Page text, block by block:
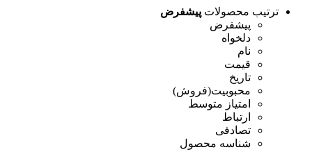
ترتیب محصولات پیشفرض
پیشفرض
دلخواه
نام
قیمت
تاریخ
محبوبیت(فروش)
امتیاز متوسط
ارتباط
تصادفی
شناسه محصول